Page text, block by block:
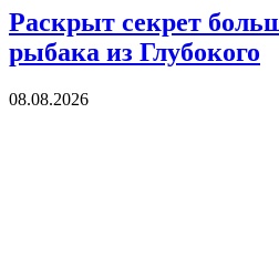
Раскрыт секрет
рыбака из Глубокого
08.08.2026